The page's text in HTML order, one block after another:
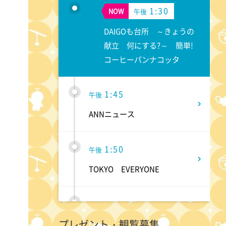
NOW 午後 1:30
DAIGOも台所 ～きょうの
献立 何にする?～ 簡単!
コーヒーパンナコッタ
午後 1:45
ANNニュース
午後 1:50
TOKYO EVERYONE
午後 1:55